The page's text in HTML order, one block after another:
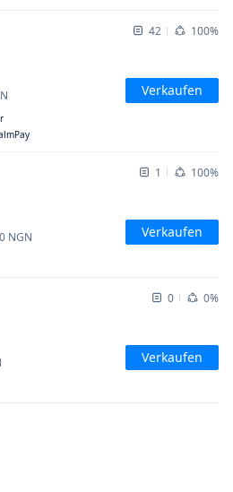
42 100%
Verkaufen
1 100%
NGN Verkaufen
0 0%
Verkaufen